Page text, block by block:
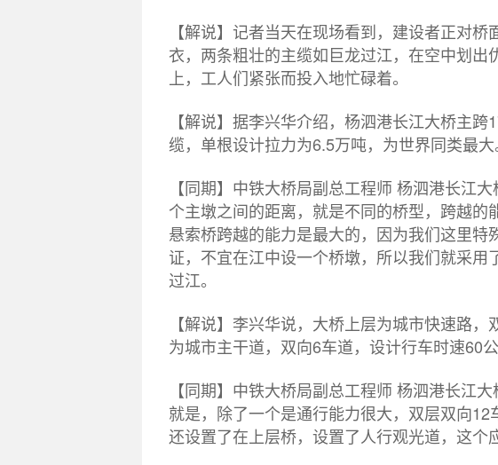
【解说】记者当天在现场看到，建设者正对
衣，两条粗壮的主缆如巨龙过江，在空中划
上，工人们紧张而投入地忙碌着。
【解说】据李兴华介绍，杨泗港长江大桥主
缆，单根设计拉力为6.5万吨，为世界同类最大
【同期】中铁大桥局副总工程师 杨泗港长江
个主墩之间的距离，就是不同的桥型，跨越的
悬索桥跨越的能力是最大的，因为我们这里
证，不宜在江中设一个桥墩，所以我们就采
过江。
【解说】李兴华说，大桥上层为城市快速路
为城市主干道，双向6车道，设计行车时速60
【同期】中铁大桥局副总工程师 杨泗港长江
就是，除了一个是通行能力很大，双层双向12
还设置了在上层桥，设置了人行观光道，这个